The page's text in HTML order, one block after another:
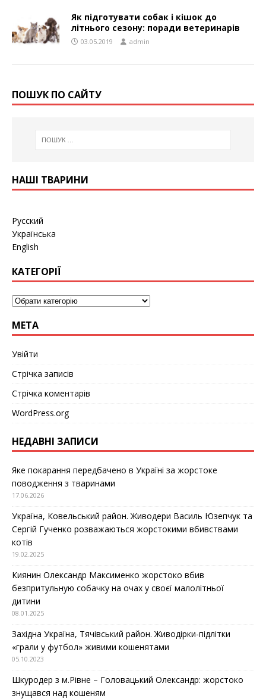
Як підготувати собак і кішок до
літнього сезону: поради ветеринарів
03.05.2019 admin
ПОШУК ПО САЙТУ
НАШІ ТВАРИНИ
Русский
Українська
English
КАТЕГОРІЇ
МЕТА
Увійти
Стрічка записів
Стрічка коментарів
WordPress.org
НЕДАВНІ ЗАПИСИ
Яке покарання передбачено в Україні за жорстоке
поводження з тваринами
17.06.2026
Україна, Ковельський район. Живодери Василь Юзепчук та
Сергій Гученко розважаються жорстокими вбивствами
котів
19.02.2025
Киянин Олександр Максименко жорстоко вбив
безпритульную собачку на очах у своєї малолітньої
дитини
08.01.2025
Західна Україна, Тячівський район. Живодірки-підлітки
«грали у футбол» живими кошенятами
05.10.2023
Шкуродер з м.Рівне – Головацький Олександр: жорстоко
знущався над кошеням